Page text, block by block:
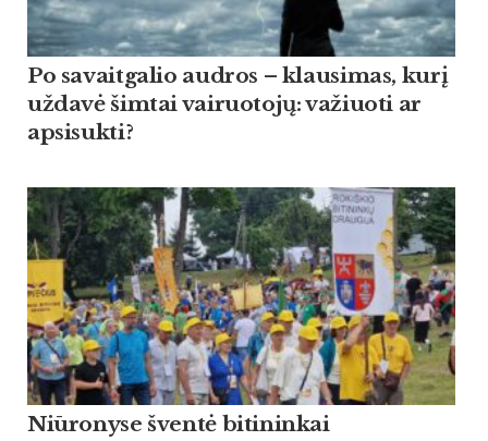
Po savaitgalio audros – klausimas, kurį
uždavė šimtai vairuotojų: važiuoti ar
apsisukti?
Niūronyse šventė bitininkai